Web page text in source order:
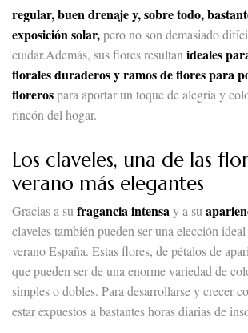
regular, buen drenaje y, sobre todo,
exposición solar,pero no son demasiado
cuidar.Además, sus flores resultanideales
florales duraderos y ramos de flores para
florerospara aportar un toque de alegría y
rincón del hogar.
Los claveles, una de las
verano más elegantes
Gracias a sufragancia intensay a su
claveles también pueden ser una elección
verano España. Estas flores, de pétalos de
que pueden ser de una enorme variedad de
simples o dobles. Para desarrollarse y crecer
estar expuestos a bastantes horas diarias de